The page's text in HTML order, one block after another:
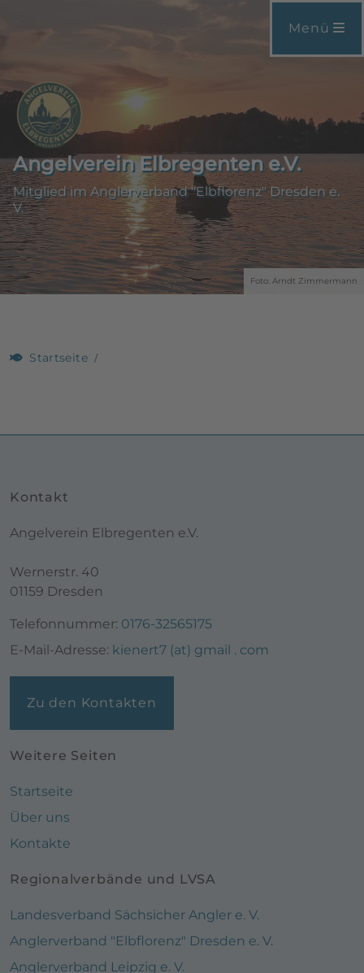
Foto: Arndt Zimmermann
Menü
Angelverein Elbregenten e.V.
Mitglied im Anglerverband "Elbflorenz" Dresden e.
V.
Startseite
Kontakt
Angelverein Elbregenten e.V.
Wernerstr. 40
01159 Dresden
Telefonnummer: 0176-32565175
E-Mail-Adresse: kienert7 (at) gmail . com
Zu den Kontakten
Weitere Seiten
Startseite
Über uns
Kontakte
Regionalverbände und LVSA
Landesverband Sächsicher Angler e. V.
Anglerverband "Elbflorenz" Dresden e. V.
Anglerverband Leipzig e. V.